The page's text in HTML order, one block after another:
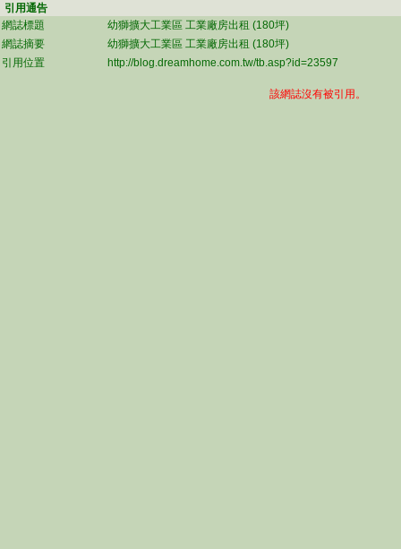
引用通告
網誌標題
幼獅擴大工業區 工業廠房出租 (180坪)
網誌摘要
幼獅擴大工業區 工業廠房出租 (180坪)
引用位置
http://blog.dreamhome.com.tw/tb.asp?id=23597
該網誌沒有被引用。